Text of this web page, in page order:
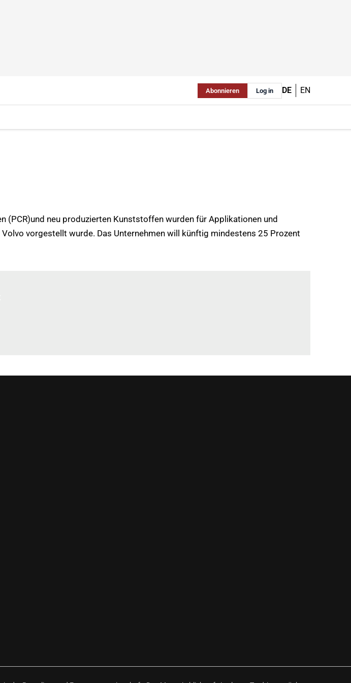
Abonnieren Log in DE EN
(PCR)und neu produzierten Kunststoffen wurden für Applikationen und
vorgestellt wurde. Das Unternehmen will künftig mindestens 25 Prozent